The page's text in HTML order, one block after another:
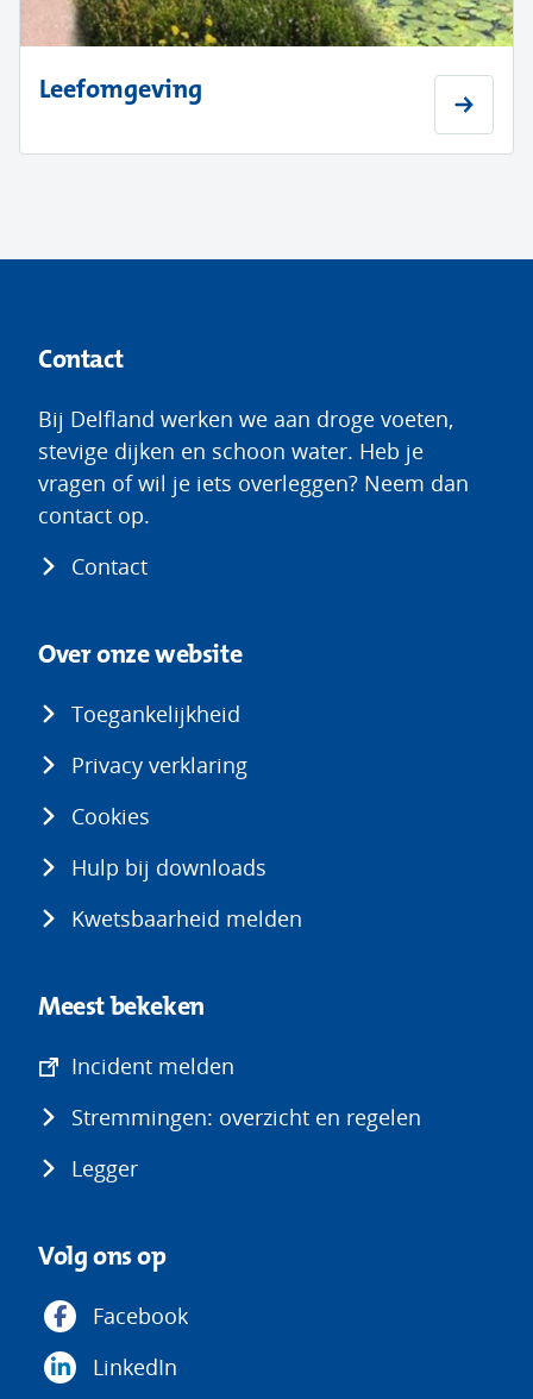
Leefomgeving
Contact
Bij Delfland werken we aan droge voeten,
stevige dijken en schoon water. Heb je
vragen of wil je iets overleggen? Neem dan
contact op.
Contact
Over onze website
Toegankelijkheid
Privacy verklaring
Cookies
Hulp bij downloads
Kwetsbaarheid melden
Meest bekeken
Incident melden
nieuw
Stremmingen: overzicht en regelen
Legger
Volg ons op
Facebook
LinkedIn